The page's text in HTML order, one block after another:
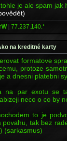
je ale spam jak
| 77.237.140.*
na kreditné karty
formatove
protoze
a dnesni platebni
na par exotu se
neco o co by
to je
povahu, tak bez
(sarkasmus)